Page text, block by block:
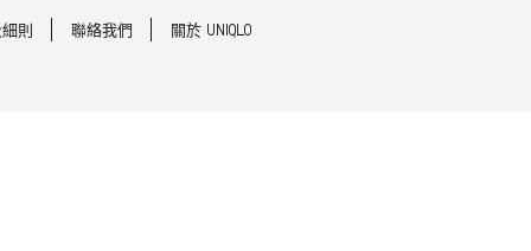
則 聯絡我們 關於 UNIQLO